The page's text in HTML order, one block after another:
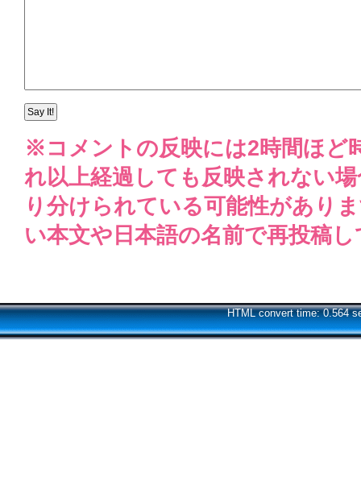
※コメントの反映には2時間ほど
れ以上経過しても反映されない
り分けられている可能性があり
い本文や日本語の名前で再投稿
HTML convert time: 0.564